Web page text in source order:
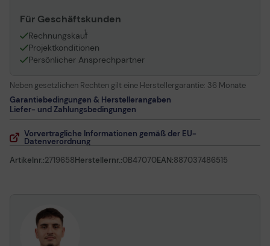
Für Geschäftskunden
Rechnungskauf
1
Projektkonditionen
Persönlicher Ansprechpartner
Neben gesetzlichen Rechten gilt eine Herstellergarantie: 36 Monate
Garantiebedingungen & Herstellerangaben
Liefer- und Zahlungsbedingungen
Vorvertragliche Informationen gemäß der EU-
Datenverordnung
Artikelnr.:2719658Herstellernr.:0B47070EAN:887037486515